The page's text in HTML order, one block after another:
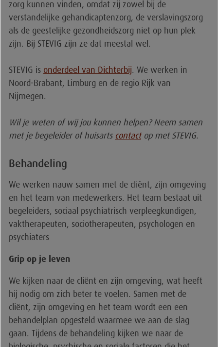
zorg kunnen vinden, omdat zij zowel bij de
verstandelijke gehandicaptenzorg, de verslavingszorg
als de geestelijke gezondheidszorg niet op hun plek
zijn. Bij STEVIG zijn ze dat meestal wel.
STEVIG is onderdeel van Dichterbij. We werken in
Noord-Brabant, Limburg en de regio Rijk van
Nijmegen.
Wil je weten of wij jou kunnen helpen? Neem samen
met je begeleider of huisarts contactop met STEVIG.
Behandeling
We werken nauw samen met de cliënt, zijn omgeving
en het team van medewerkers. Het team bestaat uit
begeleiders, sociaal psychiatrisch verpleegkundigen,
vaktherapeuten, sociotherapeuten, psychologen en
psychiaters
Grip op je leven
We kijken naar de cliënt en zijn omgeving, wat heeft
hij nodig om zich beter te voelen. Samen met de
cliënt, zijn omgeving en het team wordt een een
behandelplan opgesteld waarmee we aan de slag
gaan. Tijdens de behandeling kijken we naar de